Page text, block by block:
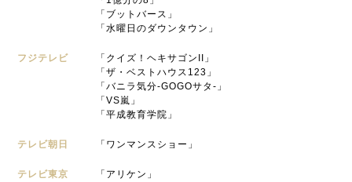
「ブットバース」
「水曜日のダウンタウン」
フジテレビ
「クイズ！ヘキサゴンII」
「ザ・ベストハウス123」
「バニラ気分-GOGOサタ-」
「VS嵐」
「平成教育学院」
テレビ朝日 「ワンマンスショー」
テレビ東京
「アリケン」